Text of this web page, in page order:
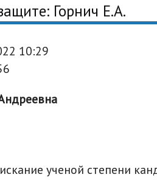
Горнич Е.А.
10:29
ученой степени